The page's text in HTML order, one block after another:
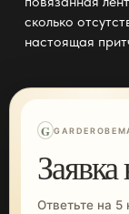
сколько
настоящая
G
Заявка
Ответьте на 5